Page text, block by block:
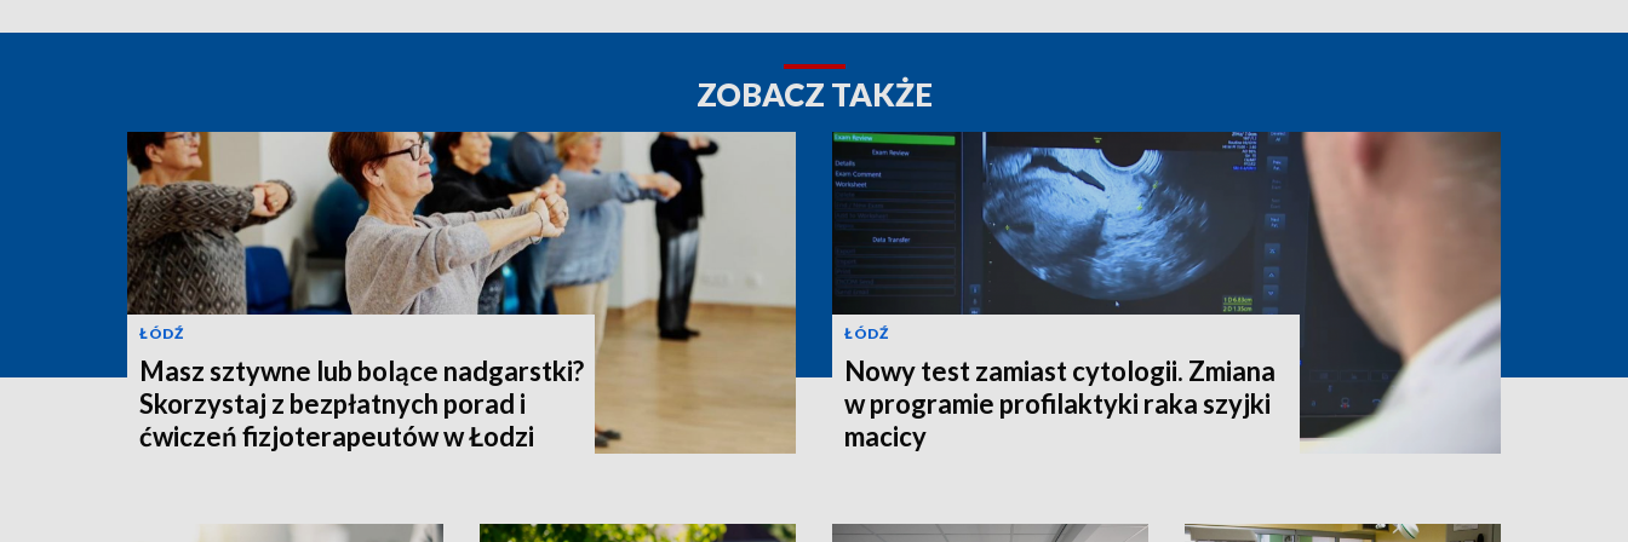
ZOBACZ TAKŻE
ŁÓDŹ
Masz sztywne lub bolące nadgarstki?
Skorzystaj z bezpłatnych porad i
ćwiczeń fizjoterapeutów w Łodzi
ŁÓDŹ
Nowy test zamiast cytologii. Zmiana
w programie profilaktyki raka szyjki
macicy